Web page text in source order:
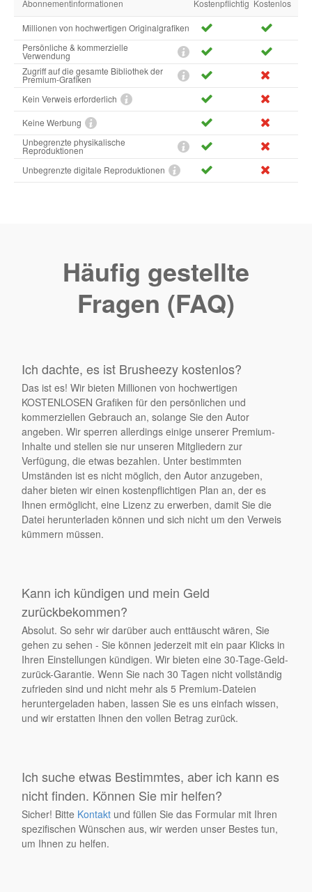
Abonnementinformationen Kostenpflichtig Kostenlos
Millionen von hochwertigen Originalgrafiken
Persönliche & kommerzielle
Verwendung
Zugriff auf die gesamte Bibliothek der
Premium-Grafiken
Kein Verweis erforderlich
Keine Werbung
Unbegrenzte physikalische
Reproduktionen
Unbegrenzte digitale Reproduktionen
Häufig gestellte
Fragen (FAQ)
Ich dachte, es ist Brusheezy kostenlos?
Das ist es! Wir bieten Millionen von hochwertigen
KOSTENLOSEN Grafiken für den persönlichen und
kommerziellen Gebrauch an, solange Sie den Autor
angeben. Wir sperren allerdings einige unserer Premium-
Inhalte und stellen sie nur unseren Mitgliedern zur
Verfügung, die etwas bezahlen. Unter bestimmten
Umständen ist es nicht möglich, den Autor anzugeben,
daher bieten wir einen kostenpflichtigen Plan an, der es
Ihnen ermöglicht, eine Lizenz zu erwerben, damit Sie die
Datei herunterladen können und sich nicht um den Verweis
kümmern müssen.
Kann ich kündigen und mein Geld
zurückbekommen?
Absolut. So sehr wir darüber auch enttäuscht wären, Sie
gehen zu sehen - Sie können jederzeit mit ein paar Klicks in
Ihren Einstellungen kündigen. Wir bieten eine 30-Tage-Geld-
zurück-Garantie. Wenn Sie nach 30 Tagen nicht vollständig
zufrieden sind und nicht mehr als 5 Premium-Dateien
heruntergeladen haben, lassen Sie es uns einfach wissen,
und wir erstatten Ihnen den vollen Betrag zurück.
Ich suche etwas Bestimmtes, aber ich kann es
nicht finden. Können Sie mir helfen?
Sicher! Bitte Kontakt und füllen Sie das Formular mit Ihren
spezifischen Wünschen aus, wir werden unser Bestes tun,
um Ihnen zu helfen.